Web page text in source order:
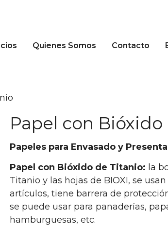
Quienes Somos Contacto
Papel con
Papeles para Envasado y
Papel con Bióxido de Titanio: la
Titanio y las hojas de BIOXI, se
artículos, tiene barrera de
se puede usar para panaderías,
hamburguesas, etc.